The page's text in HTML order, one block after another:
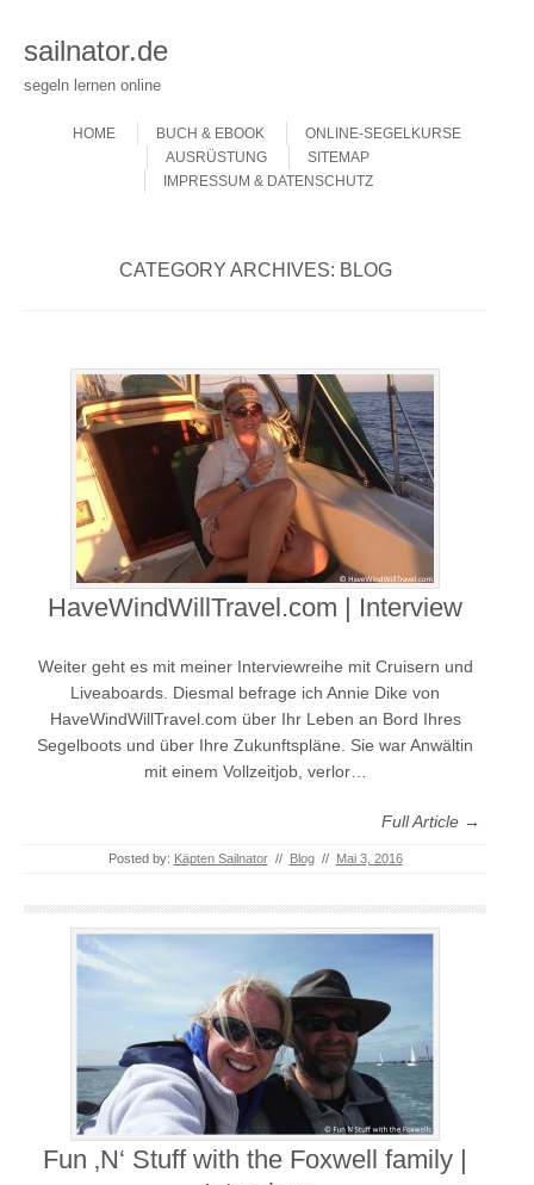
sailnator.de
segeln lernen online
MenuHOME
BUCH & EBOOK
ONLINE-SEGELKURSE
AUSRÜSTUNG
SITEMAP
IMPRESSUM & DATENSCHUTZ
CATEGORY ARCHIVES: BLOG
HaveWindWillTravel.com | Interview
Weiter geht es mit meiner Interviewreihe mit Cruisern und
Liveaboards. Diesmal befrage ich Annie Dike von
HaveWindWillTravel.com über Ihr Leben an Bord Ihres
Segelboots und über Ihre Zukunftspläne. Sie war Anwältin
mit einem Vollzeitjob, verlor…
Full Article →
Posted by: Käpten Sailnator // Blog // Mai 3, 2016
Fun ‚N‘ Stuff with the Foxwell family |